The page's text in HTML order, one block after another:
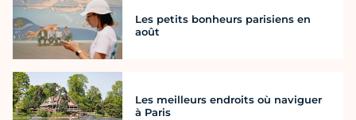
Les petits bonheurs parisiens en
août
Les meilleurs endroits où naviguer
à Paris